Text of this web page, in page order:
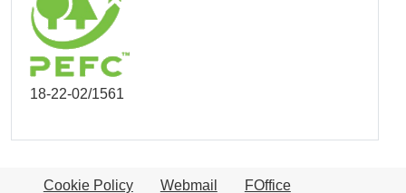
18-22-02/1561
Cookie Policy Webmail FOffice